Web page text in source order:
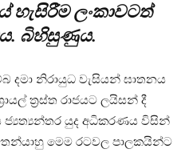
හැසිරීම ලංකාවටත්
බිහිසුණුය.
දමා නිරායුධ වැසියන් ඝාතනය
ත්‍රස්ත රාජයට ලයිසන් දී
ජ්‍යත්‍යන්තර යුද අධිකරණය විසින්
මෙම රටවල පාලකයින්ට